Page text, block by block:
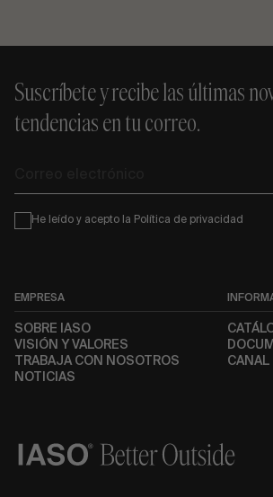
Suscríbete y recibe las últimas
tendencias en tu correo.
Condiciones
He leído y acepto la Política de privacidad
EMPRESA
SOBRE IASO
VISIÓN Y VALORES
TRABAJA CON NOSOTROS
NOTICIAS
CANAL